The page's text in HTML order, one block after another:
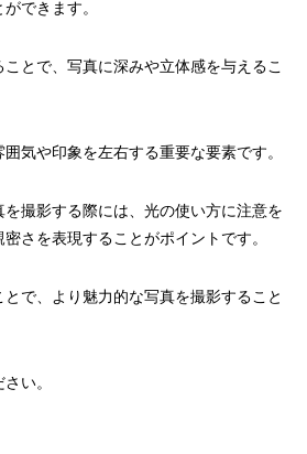
できます。
とで、写真に深みや立体感を与えるこ
気や印象を左右する重要な要素です。
撮影する際には、光の使い方に注意を
さを表現することがポイントです。
で、より魅力的な写真を撮影すること
い。